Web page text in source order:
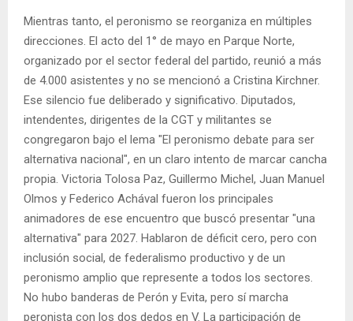
Mientras tanto, el peronismo se reorganiza en múltiples
direcciones. El acto del 1° de mayo en Parque Norte,
organizado por el sector federal del partido, reunió a más
de 4.000 asistentes y no se mencionó a Cristina Kirchner.
Ese silencio fue deliberado y significativo. Diputados,
intendentes, dirigentes de la CGT y militantes se
congregaron bajo el lema "El peronismo debate para ser
alternativa nacional", en un claro intento de marcar cancha
propia. Victoria Tolosa Paz, Guillermo Michel, Juan Manuel
Olmos y Federico Achával fueron los principales
animadores de ese encuentro que buscó presentar "una
alternativa" para 2027. Hablaron de déficit cero, pero con
inclusión social, de federalismo productivo y de un
peronismo amplio que represente a todos los sectores.
No hubo banderas de Perón y Evita, pero sí marcha
peronista con los dos dedos en V. La participación de